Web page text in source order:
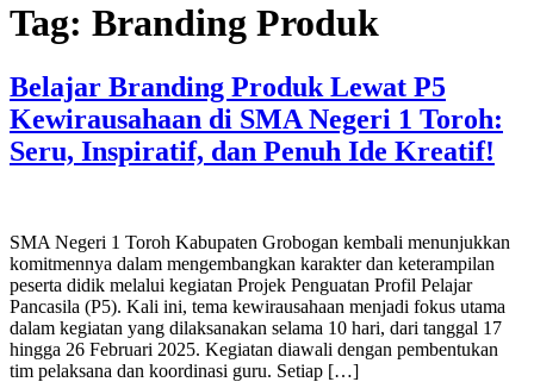
Tag: Branding Produk
Belajar Branding Produk Lewat P5
Kewirausahaan di SMA Negeri 1 Toroh:
Seru, Inspiratif, dan Penuh Ide Kreatif!
SMA Negeri 1 Toroh Kabupaten Grobogan kembali menunjukkan
komitmennya dalam mengembangkan karakter dan keterampilan
peserta didik melalui kegiatan Projek Penguatan Profil Pelajar
Pancasila (P5). Kali ini, tema kewirausahaan menjadi fokus utama
dalam kegiatan yang dilaksanakan selama 10 hari, dari tanggal 17
hingga 26 Februari 2025. Kegiatan diawali dengan pembentukan
tim pelaksana dan koordinasi guru. Setiap […]